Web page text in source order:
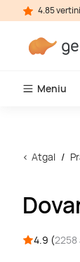
4.85
Meniu
Atgal
4.9 (2258